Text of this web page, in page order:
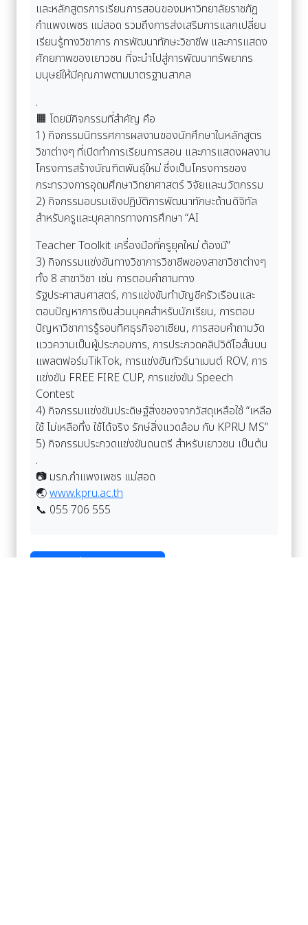
และหลักสูตรการเรียนการสอนของมหาวิทยาลัยราชภัฏ
กำแพงเพชร แม่สอด รวมถึงการส่งเสริมการแลกเปลี่ยน
เรียนรู้ทางวิชาการ การพัฒนาทักษะวิชาชีพ และการแสดง
ศักยภาพของเยาวชน ที่จะนำไปสู่การพัฒนาทรัพยากร
มนุษย์ให้มีคุณภาพตามมาตรฐานสากล
.
🟧 โดยมีกิจกรรมที่สำคัญ คือ
1) กิจกรรมนิทรรศการผลงานของนักศึกษาในหลักสูตร
วิชาต่างๆ ที่เปิดทำการเรียนการสอน และการแสดงผลงาน
โครงการสร้างบัณฑิตพันธุ์ใหม่ ซึ่งเป็นโครงการของ
กระทรวงการอุดมศึกษาวิทยาศาสตร์ วิจัยและนวัตกรรม
2) กิจกรรมอบรมเชิงปฏิบัติการพัฒนาทักษะด้านดิจิทัล
สำหรับครูและบุคลากรทางการศึกษา “AI
Teacher Toolkit เครื่องมือที่ครูยุคใหม่ ต้องมี”
3) กิจกรรมแข่งขันทางวิชาการวิชาชีพของสาขาวิชาต่างๆ
ทั้ง 8 สาขาวิชา เช่น การตอบคำถามทาง
รัฐประศาสนศาสตร์, การแข่งขันทำบัญชีครัวเรือนและ
ตอบปัญหาการเงินส่วนบุคคสำหรับนักเรียน, การตอบ
ปัญหาวิชาการรู้รอบทิศธุรกิจอาเซียน, การสอบคำถามวัด
แววความเป็นผู้ประกอบการ, การประกวดคลิปวิดีโอสั้นบน
แพลตฟอร์มTikTok, การแข่งขันทัวร์นาเมนต์ ROV, การ
แข่งขัน FREE FIRE CUP, การแข่งขัน Speech
Contest
4) กิจกรรมแข่งขันประดิษฐ์สิ่งของจากวัสดุเหลือใช้ “เหลือ
ใช้ ไม่เหลือทิ้ง ใช้ได้จริง รักษ์สิ่งแวดล้อม กับ KPRU MS”
5) กิจกรรมประกวดแข่งขันดนตรี สำหรับเยาวชน เป็นต้น
.
📷 มรภ.กำแพงเพชร แม่สอด
🌏www.kpru.ac.th
📞 055 706 555